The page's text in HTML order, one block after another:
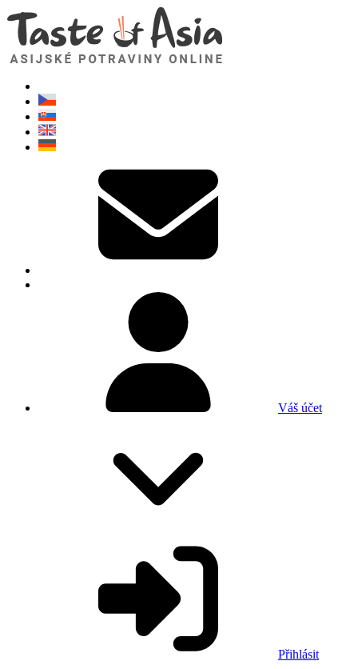
Váš účet
Přihlásit
TasteOfAsia.cz
Neváhejte se zeptat. Jsem tady pro vás!